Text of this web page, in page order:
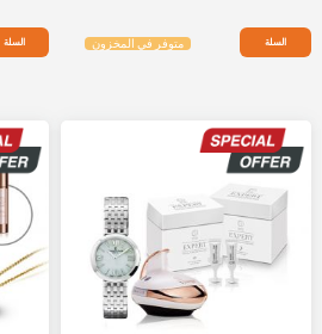
متوفر في المخزون السلة السلة